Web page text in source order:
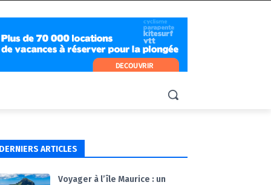
DERNIERS ARTICLES
Voyager à l’île Maurice : un